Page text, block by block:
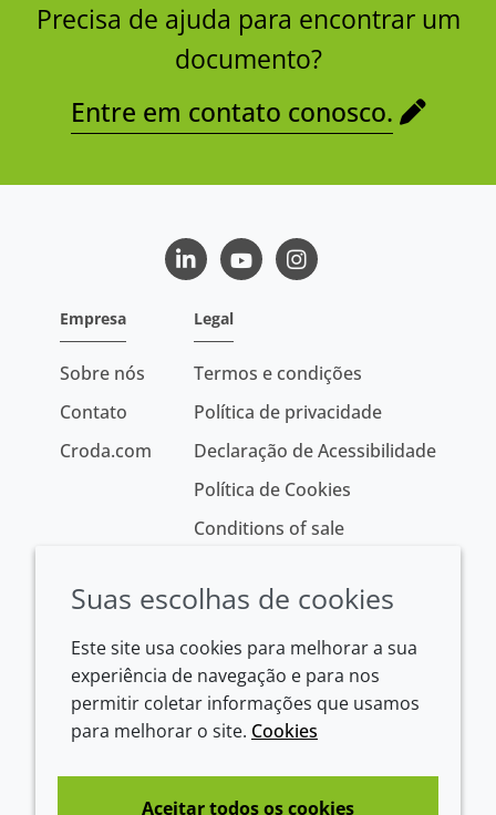
Precisa de ajuda para encontrar um
documento?
Entre em contato conosco.
LinkedInYoutubeInstagram
Empresa
Sobre nós
Contato
Croda.com
Legal
Termos e condições
Política de privacidade
Declaração de Acessibilidade
Política de Cookies
Conditions of sale
1601 BL Enkhuizen
The Netherlands
Suas escolhas de cookies
Este site usa cookies para melhorar a sua
experiência de navegação e para nos
permitir coletar informações que usamos
para melhorar o site. Cookies
Aceitar todos os cookies